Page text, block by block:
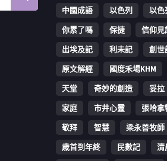
中國成語
以色列
以色
你累了嗎
保捷
信仰見
出埃及記
利未記 創世
原文解經
國度禾場KHM
天堂
奇妙的創造 妥拉
家庭
市井心靈 張哈拿
敬拜
智慧
梁永善牧師
歳首到年終
民數記 清